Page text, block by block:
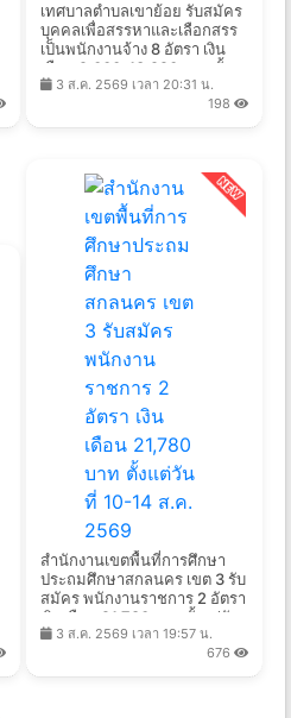
เทศบาลตำบลเขาย้อย รับสมัคร
บุคคลเพื่อสรรหาและเลือกสรร
เป็นพนักงานจ้าง 8 อัตรา เงิน
เดือน 9,000-13,920 บาท ตั้ง
เเต่บัดนี้-13 ส.ค. 2569
3 ส.ค. 2569 เวลา 20:31 น.
198
สำนักงานเขตพื้นที่การศึกษา
ประถมศึกษาสกลนคร เขต 3 รับ
สมัคร พนักงานราชการ 2 อัตรา
เงินเดือน 21,780 บาท ตั้งแต่วัน
ที่ 10-14 ส.ค. 2569
3 ส.ค. 2569 เวลา 19:57 น.
676